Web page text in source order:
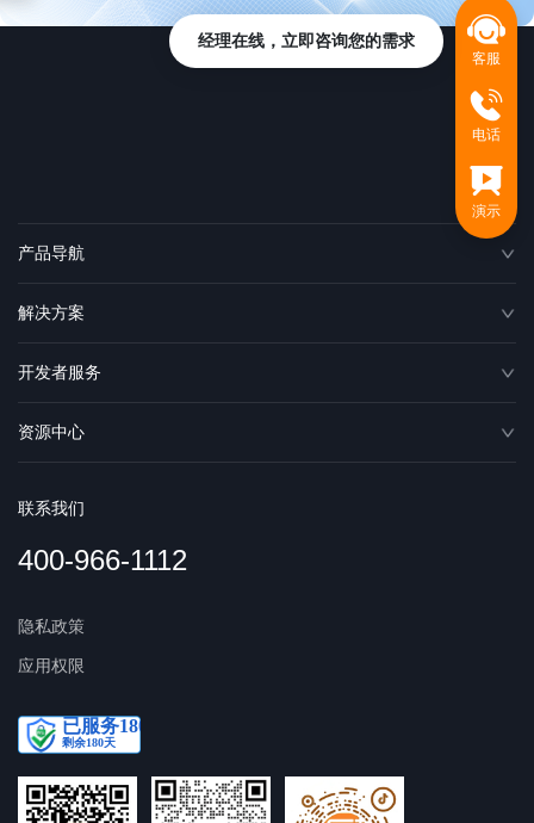
产品导航
解决方案
开发者服务
资源中心
联系我们
400-966-1112
隐私政策
应用权限
客服
电话
演示
经理在线，立即咨询您的需求